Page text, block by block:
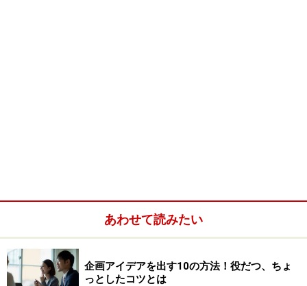
あわせて読みたい
企画アイデアを出す10の方法！役だつ、ちょ
っとしたコツとは